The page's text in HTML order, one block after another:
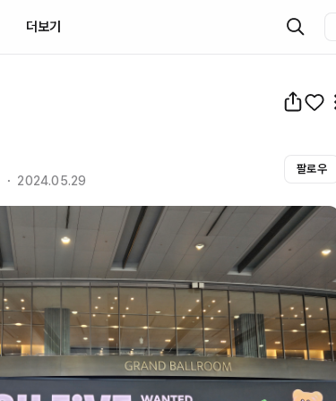
더보기
・ 2024.05.29
팔로우